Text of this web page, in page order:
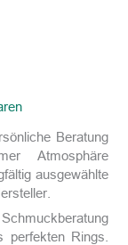
Beratung
Atmosphäre
ausgewählte
Rings.